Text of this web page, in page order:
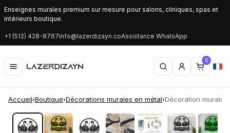
Enseignes murales premium sur mesure pour salons, cliniques, spas et
intérieurs boutique.
+1 (512) 428-8767info@lazerdizayn.coAssistance WhatsApp
0
Accueil›Boutique›Décorations murales en métal›Décoration murale
‹ ›